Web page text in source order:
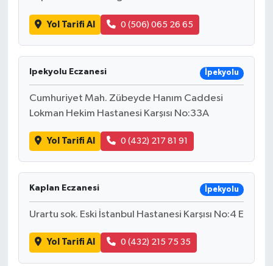
Yol Tarifi Al 0 (506) 065 26 65
Ipekyolu Eczanesi İpekyolu
Cumhuriyet Mah. Zübeyde Hanım Caddesi
Lokman Hekim Hastanesi Karşısı No:33A
Yol Tarifi Al 0 (432) 217 81 91
Kaplan Eczanesi İpekyolu
Urartu sok. Eski İstanbul Hastanesi Karşısı No:4 E
Yol Tarifi Al 0 (432) 215 75 35